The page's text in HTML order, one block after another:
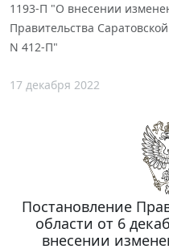
1193-П "О внесении
Правительства
N 412-П"
17 декабря 2022
Постановление
области от 6
внесении